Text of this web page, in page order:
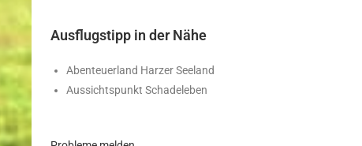
Ausflugstipp in der Nähe
Abenteuerland Harzer Seeland
Aussichtspunkt Schadeleben